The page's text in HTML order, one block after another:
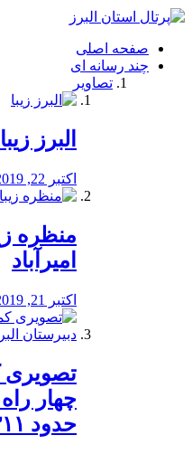
فصد
شرق
تهران
خشکشویی
صفحه اصلی
چند رسانه ای
تصاویر
البرز زیبا
اکتبر 22, 2019
منظره‌‌
امیرآباد
اکتبر 21, 2019
️تصویری
چهار
حدود ۱۳۱۱ه ش